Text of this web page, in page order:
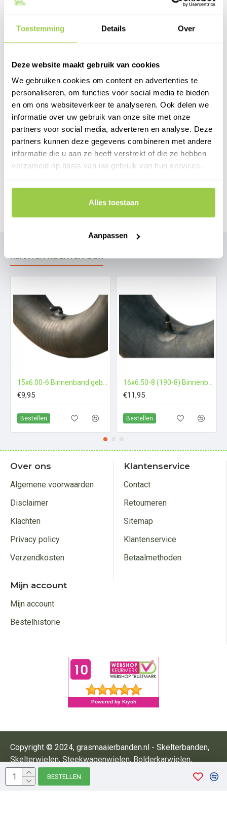
Toestemming Details Over
Deze website maakt gebruik van cookies
We gebruiken cookies om content en advertenties te
personaliseren, om functies voor social media te bieden
en om ons websiteverkeer te analyseren. Ook delen we
informatie over uw gebruik van onze site met onze
partners voor social media, adverteren en analyse. Deze
partners kunnen deze gegevens combineren met andere
informatie die u aan ze heeft verstrekt of die ze hebben
verzameld op basis van uw gebruik van hun services.
Alles toestaan
Aanpassen
BESTELLEN
Gewicht 3,0 kg
Ventiel Haaks/Gebogen
Verzendkosten € 6,95
Vandaag voor 16:00 besteld, vandaag verzonden
KLANTEN KOCHTEN OOK
€9,95
Bestellen
€11,95
Bestellen
Over ons
Algemene voorwaarden
Disclaimer
Klachten
Privacy policy
Verzendkosten
Klantenservice
Contact
Retourneren
Sitemap
Klantenservice
Betaalmethoden
Mijn account
Mijn account
Bestelhistorie
Copyright © 2024, grasmaaierbanden.nl - Skelterbanden,
Skelterwielen, Steekwagenwielen, Bolderkarwielen,
Kruiwagenbanden